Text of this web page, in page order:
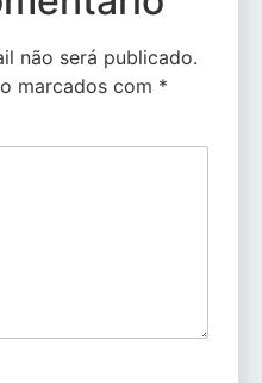
não será publicado.
marcados com *